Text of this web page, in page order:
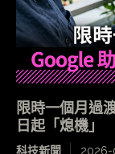
限時一個月過
日起「熄機」
科技新聞